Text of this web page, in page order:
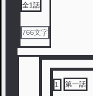
全1話
766文字
1 第一話